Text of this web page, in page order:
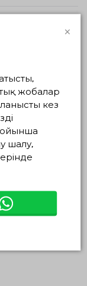
ауылы
×
жобалар
кез
шалу,